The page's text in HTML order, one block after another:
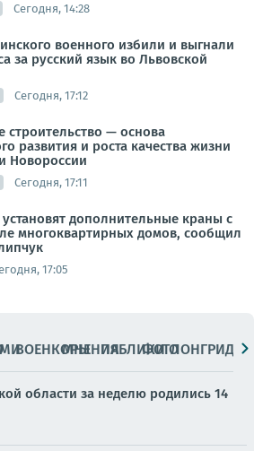
Сегодня, 14:28
военного избили и выгнали
за русский язык во Львовской
Сегодня, 17:12
— основа
развития и роста качества жизни
Новороссии
Сегодня, 17:11
дополнительные краны с
многоквартирных домов, сообщил
17:05
ВОЕНКОРЫМНЕНИЯПАБЛИКИ
ФОТОЛОНГРИДЫ
области за неделю родились 14